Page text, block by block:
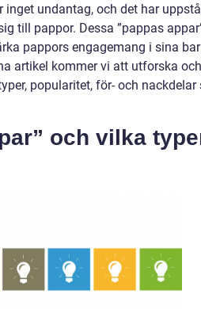
inget undantag, och det har
till pappor. Dessa ”pappas
pappors engagemang i sina
artikel kommer vi att utforska och
popularitet, för- och nackdelar
och vilka